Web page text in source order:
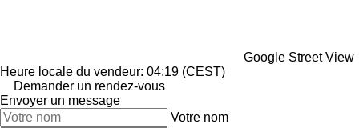
Google Street View
Heure locale du vendeur: 04:19 (CEST)
Demander un rendez-vous
Envoyer un message
Votre nom